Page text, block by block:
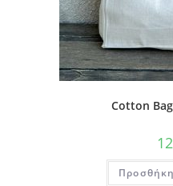
Cotton